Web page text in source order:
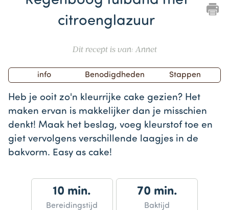
citroenglazuur
Dit recept is van: Annet
info Benodigdheden Stappen
Heb je ooit zo'n kleurrijke cake gezien? Het
maken ervan is makkelijker dan je misschien
denkt! Maak het beslag, voeg kleurstof toe en
giet vervolgens verschillende laagjes in de
bakvorm. Easy as cake!
10 min.
Bereidingstijd
70 min.
Baktijd